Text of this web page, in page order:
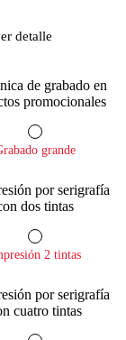
detalle
grande
2 tintas